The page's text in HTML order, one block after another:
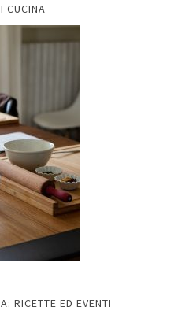
CUCINA
RICETTE ED EVENTI